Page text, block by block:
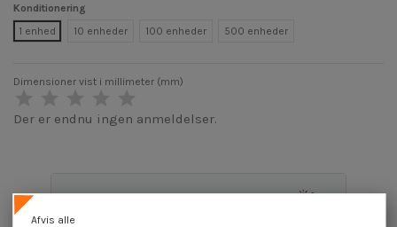
Konditionering
1 enhed
10 enheder 100 enheder 500 enheder
Dimensioner vist i millimeter (mm)
Der er endnu ingen anmeldelser.
Afvis alle